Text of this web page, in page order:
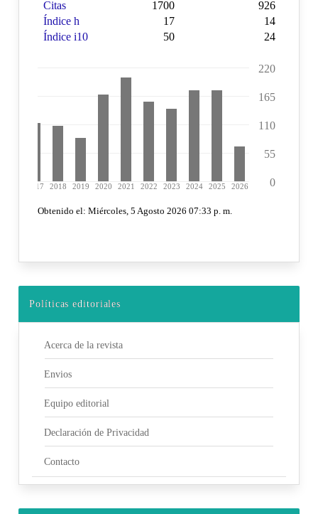
Políticas editoriales
Acerca de la revista
Envios
Equipo editorial
Declaración de Privacidad
Contacto